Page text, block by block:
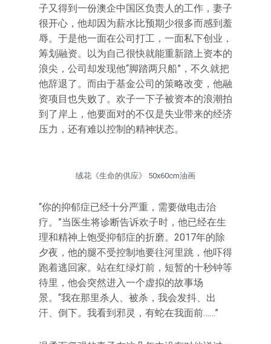
子又得到一份澳企中国区负责人的工作，妻子
很开心，他却因为薪水比预期少很多而感到羞
辱。于是他一面在公司打工，一面私下创业，
筹划融资。以为自己很快就能重新踏上资本的
浪尖，公司却发现他“脚踏两只船”，不久就把
他辞退了。而由于基金公司的策略改变，他融
资项目也失败了。欢子一下子被资本的浪潮拍
到了岸上，他要面对的不仅是失业带来的经济
压力，还有难以控制的精神状态。
绒花《生命的供应》 50x60cm油画
“你的抑郁症已经十分严重，需要做电击治
疗。”当医生将诊断告诉欢子时，他已经在生
理和精神上饱受抑郁症的折磨。2017年的除
夕夜，他的腿不受控制地要往河里跳，他吓得
跑着逃回家。站在红绿灯前，短暂的十秒钟等
待里，他会突然进入一个虚拟的故事场
景。“我在那里杀人、被杀，我会发抖、出
汗、倒下。我看到邪灵，有蛇在我面前……”